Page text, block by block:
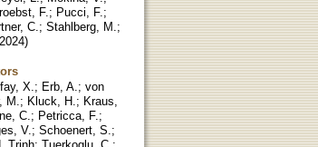
F. ; Pucci, F. ;
C. ; Stahlberg, M. ;
2024)
X. ; Erb, A. ; von
M. ; Kluck, H. ; Kraus,
C. ; Petricca, F. ;
V. ; Schoenert, S. ;